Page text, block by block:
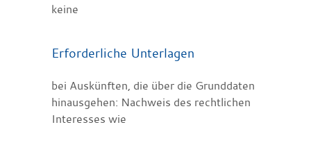
keine
Erforderliche Unterlagen
bei Auskünften, die über die Grunddaten
hinausgehen: Nachweis des rechtlichen
Interesses wie